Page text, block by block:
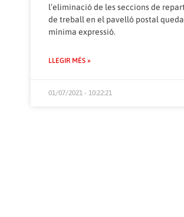
l’eliminació de les seccions de
de treball en el pavelló postal
mínima expressió.
LLEGIR MÉS »
01/07/2021 - 10:22:21